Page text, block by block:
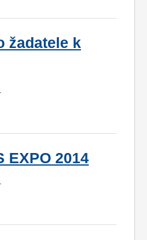
žadatele k
EXPO 2014